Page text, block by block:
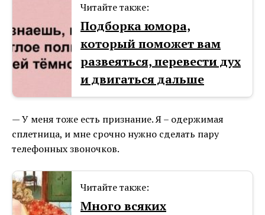
Читайте также:
Подборка юмора,
который поможет вам
развеяться, перевести дух
и двигаться дальше
— У меня тоже есть признание. Я – одержимая
сплетница, и мне срочно нужно сделать пару
телефонных звоночков.
Читайте также:
Много всяких